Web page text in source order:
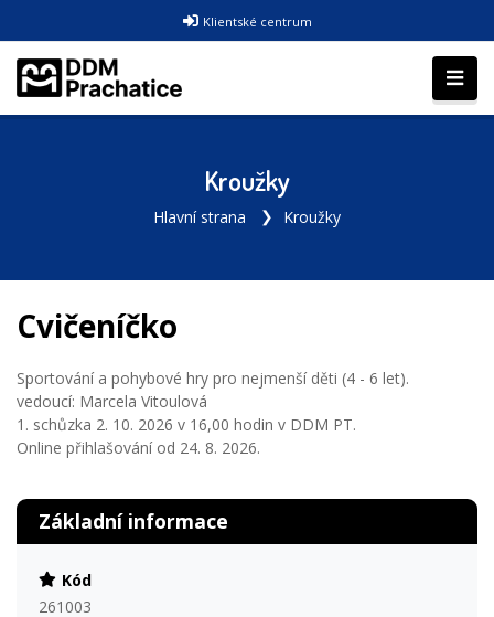
Klientské centrum
Kroužky
Hlavní strana Kroužky
Cvičeníčko
Sportování a pohybové hry pro nejmenší děti (4 - 6 let).
vedoucí: Marcela Vitoulová
1. schůzka 2. 10. 2026 v 16,00 hodin v DDM PT.
Online přihlašování od 24. 8. 2026.
Základní informace
Kód
261003